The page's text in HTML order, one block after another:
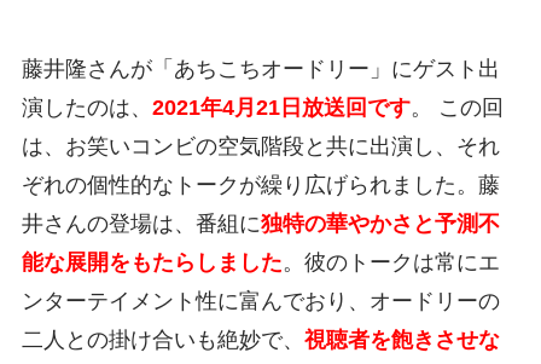
藤井隆さんが「あちこちオードリー」にゲスト出
演したのは、 2021年4月21日放送回です。 この回
は、お笑いコンビの空気階段と共に出演し、それ
ぞれの個性的なトークが繰り広げられました。藤
井さんの登場は、番組に独特の華やかさと予測不
能な展開をもたらしました。彼のトークは常にエ
ンターテイメント性に富んでおり、オードリーの
二人との掛け合いも絶妙で、 視聴者を飽きさせな